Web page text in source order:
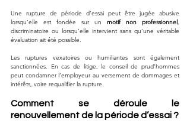
Une rupture de période d’essai peut être jugée abusive
lorsqu’elle est fondée sur un motif non professionnel ,
discriminatoire ou lorsqu’elle intervient sans qu’une véritable
évaluation ait été possible.
Les ruptures vexatoires ou humiliantes sont également
sanctionnées. En cas de litige, le conseil de prud’hommes
peut condamner l’employeur au versement de dommages et
intérêts, voire requalifier la rupture.
Comment se déroule le
renouvellement de la période d’essai ?